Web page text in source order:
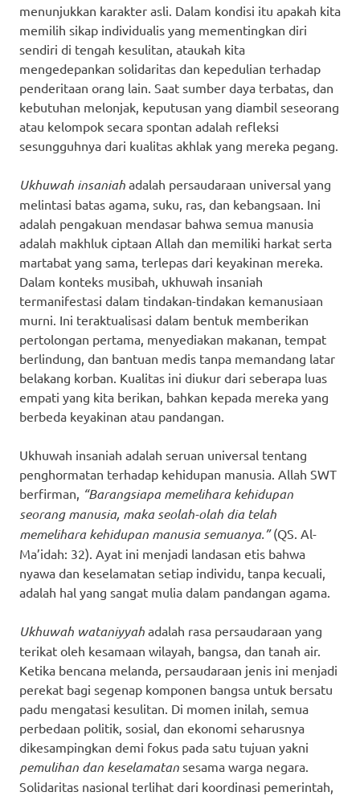
menunjukkan karakter asli. Dalam kondisi itu apakah kita
memilih sikap individualis yang mementingkan diri
sendiri di tengah kesulitan, ataukah kita
mengedepankan solidaritas dan kepedulian terhadap
penderitaan orang lain. Saat sumber daya terbatas, dan
kebutuhan melonjak, keputusan yang diambil seseorang
atau kelompok secara spontan adalah refleksi
sesungguhnya dari kualitas akhlak yang mereka pegang.
Ukhuwah insaniah adalah persaudaraan universal yang
melintasi batas agama, suku, ras, dan kebangsaan. Ini
adalah pengakuan mendasar bahwa semua manusia
adalah makhluk ciptaan Allah dan memiliki harkat serta
martabat yang sama, terlepas dari keyakinan mereka.
Dalam konteks musibah, ukhuwah insaniah
termanifestasi dalam tindakan-tindakan kemanusiaan
murni. Ini teraktualisasi dalam bentuk memberikan
pertolongan pertama, menyediakan makanan, tempat
berlindung, dan bantuan medis tanpa memandang latar
belakang korban. Kualitas ini diukur dari seberapa luas
empati yang kita berikan, bahkan kepada mereka yang
berbeda keyakinan atau pandangan.
Ukhuwah insaniah adalah seruan universal tentang
penghormatan terhadap kehidupan manusia. Allah SWT
berfirman, “Barangsiapa memelihara kehidupan
seorang manusia, maka seolah-olah dia telah
memelihara kehidupan manusia semuanya.”(QS. Al-
Ma’idah: 32). Ayat ini menjadi landasan etis bahwa
nyawa dan keselamatan setiap individu, tanpa kecuali,
adalah hal yang sangat mulia dalam pandangan agama.
Ukhuwah wataniyyah adalah rasa persaudaraan yang
terikat oleh kesamaan wilayah, bangsa, dan tanah air.
Ketika bencana melanda, persaudaraan jenis ini menjadi
perekat bagi segenap komponen bangsa untuk bersatu
padu mengatasi kesulitan. Di momen inilah, semua
perbedaan politik, sosial, dan ekonomi seharusnya
dikesampingkan demi fokus pada satu tujuan yakni
pemulihan dan keselamatan sesama warga negara.
Solidaritas nasional terlihat dari koordinasi pemerintah,